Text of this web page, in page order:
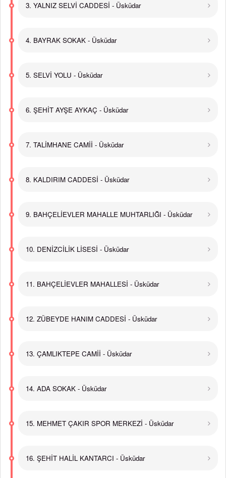
3. YALNIZ SELVİ CADDESİ - Üsküdar
4. BAYRAK SOKAK - Üsküdar
5. SELVİ YOLU - Üsküdar
6. ŞEHİT AYŞE AYKAÇ - Üsküdar
7. TALİMHANE CAMİİ - Üsküdar
8. KALDIRIM CADDESİ - Üsküdar
9. BAHÇELİEVLER MAHALLE MUHTARLIĞI - Üsküdar
10. DENİZCİLİK LİSESİ - Üsküdar
11. BAHÇELİEVLER MAHALLESİ - Üsküdar
12. ZÜBEYDE HANIM CADDESİ - Üsküdar
13. ÇAMLIKTEPE CAMİİ - Üsküdar
14. ADA SOKAK - Üsküdar
15. MEHMET ÇAKIR SPOR MERKEZİ - Üsküdar
16. ŞEHİT HALİL KANTARCI - Üsküdar